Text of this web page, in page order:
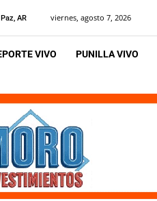
AR viernes, agosto 7, 2026
VIVO PUNILLA VIVO